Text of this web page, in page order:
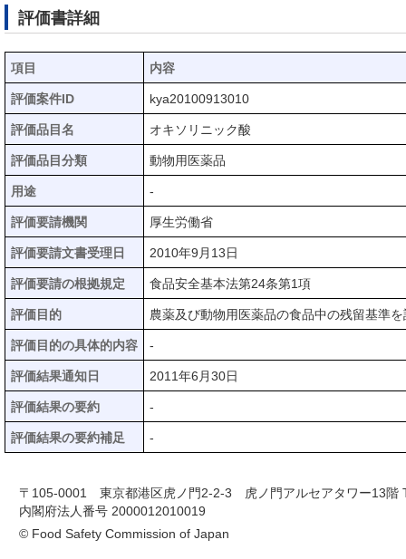
評価書詳細
項目 内容
評価案件ID kya20100913010
評価品目名 オキソリニック酸
評価品目分類 動物用医薬品
用途 -
評価要請機関 厚生労働省
評価要請文書受理日 2010年9月13日
評価要請の根拠規定 食品安全基本法第24条第1項
評価目的 農薬及び動物用医薬品の食品中の残留基準
評価目的の具体的内容 -
評価結果通知日 2011年6月30日
評価結果の要約 -
評価結果の要約補足 -
〒105-0001 東京都港区虎ノ門2-2-3 虎ノ門アルセアタワー13階
内閣府法人番号 2000012010019
© Food Safety Commission of Japan